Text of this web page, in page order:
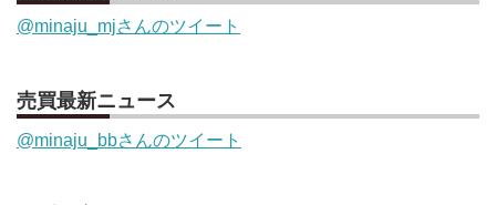
@minaju_mjさんのツイート
売買最新ニュース
@minaju_bbさんのツイート